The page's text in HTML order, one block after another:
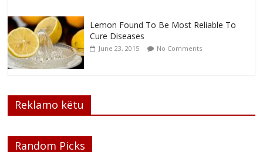
Lemon Found To Be Most Reliable To
Cure Diseases
June 23, 2015 No Comments
Reklamo këtu
Random Picks